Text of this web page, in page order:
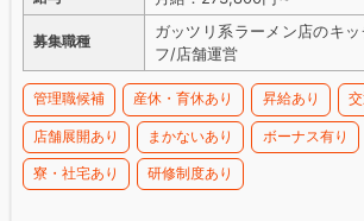
募集職種
ガッツリ系ラーメン店のキ
フ/店舗運営
管理職候補 産休・育休あり 昇給あり
店舗展開あり まかないあり ボーナス有り
寮・社宅あり 研修制度あり